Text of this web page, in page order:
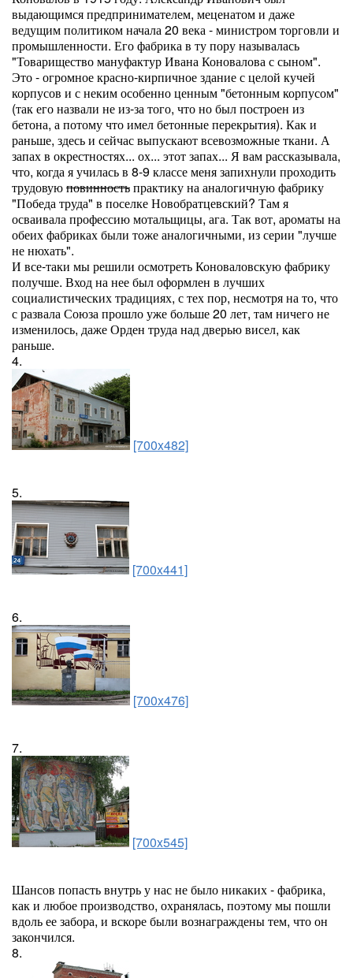
выдающимся предпринимателем, меценатом и даже
ведущим политиком начала 20 века - министром торговли и
промышленности. Его фабрика в ту пору называлась
"Товарищество мануфактур Ивана Коновалова с сыном".
Это - огромное красно-кирпичное здание с целой кучей
корпусов и с неким особенно ценным "бетонным корпусом"
(так его назвали не из-за того, что но был построен из
бетона, а потому что имел бетонные перекрытия). Как и
раньше, здесь и сейчас выпускают всевозможные ткани. А
запах в окрестностях... ох... этот запах... Я вам рассказывала,
что, когда я училась в 8-9 классе меня запихнули проходить
трудовуюповинностьпрактику на аналогичную фабрику
"Победа труда" в поселке Новобратцевский? Там я
осваивала профессию мотальщицы, ага. Так вот, ароматы на
обеих фабриках были тоже аналогичными, из серии "лучше
не нюхать".
И все-таки мы решили осмотреть Коноваловскую фабрику
получше. Вход на нее был оформлен в лучших
социалистических традициях, с тех пор, несмотря на то, что
с развала Союза прошло уже больше 20 лет, там ничего не
изменилось, даже Орден труда над дверью висел, как
раньше.
4.
[700x482]
5.
[700x441]
6.
[700x476]
7.
[700x545]
Шансов попасть внутрь у нас не было никаких - фабрика,
как и любое производство, охранялась, поэтому мы пошли
вдоль ее забора, и вскоре были вознаграждены тем, что он
закончился.
8.